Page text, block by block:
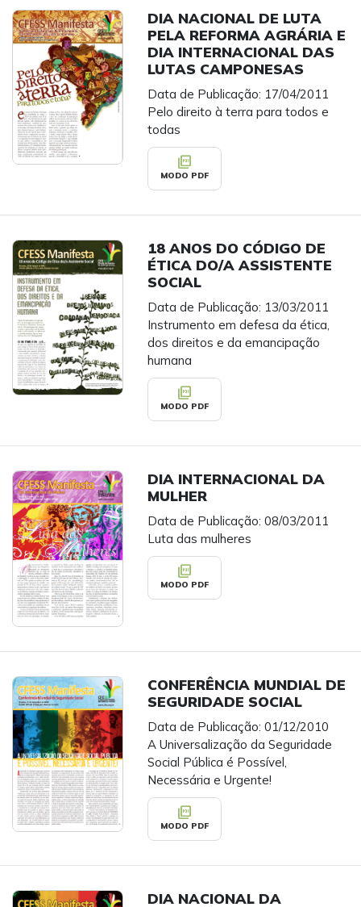
DIA NACIONAL DE LUTA
PELA REFORMA AGRÁRIA E
DIA INTERNACIONAL DAS
LUTAS CAMPONESAS
Data de Publicação: 17/04/2011
Pelo direito à terra para todos e
todas
picture_as_pdf
MODO PDF
18 ANOS DO CÓDIGO DE
ÉTICA DO/A ASSISTENTE
SOCIAL
Data de Publicação: 13/03/2011
Instrumento em defesa da ética,
dos direitos e da emancipação
humana
picture_as_pdf
MODO PDF
DIA INTERNACIONAL DA
MULHER
Data de Publicação: 08/03/2011
Luta das mulheres
picture_as_pdf
MODO PDF
CONFERÊNCIA MUNDIAL DE
SEGURIDADE SOCIAL
Data de Publicação: 01/12/2010
A Universalização da Seguridade
Social Pública é Possível,
Necessária e Urgente!
picture_as_pdf
MODO PDF
DIA NACIONAL DA